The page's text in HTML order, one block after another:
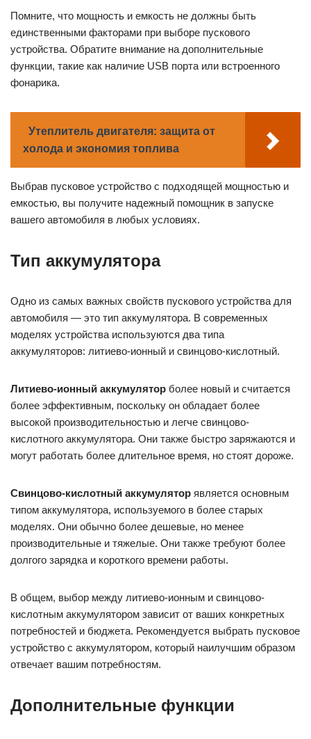
Помните, что мощность и емкость не должны быть
единственными факторами при выборе пускового
устройства. Обратите внимание на дополнительные
функции, такие как наличие USB порта или встроенного
фонарика.
Утеплитель двигателя: защита от
холода и экономия топлива
Выбрав пусковое устройство с подходящей мощностью и
емкостью, вы получите надежный помощник в запуске
вашего автомобиля в любых условиях.
Тип аккумулятора
Одно из самых важных свойств пускового устройства для
автомобиля — это тип аккумулятора. В современных
моделях устройства используются два типа
аккумуляторов: литиево-ионный и свинцово-кислотный.
Литиево-ионный аккумулятор более новый и считается
более эффективным, поскольку он обладает более
высокой производительностью и легче свинцово-
кислотного аккумулятора. Они также быстро заряжаются и
могут работать более длительное время, но стоят дороже.
Свинцово-кислотный аккумулятор является основным
типом аккумулятора, используемого в более старых
моделях. Они обычно более дешевые, но менее
производительные и тяжелые. Они также требуют более
долгого зарядка и короткого времени работы.
В общем, выбор между литиево-ионным и свинцово-
кислотным аккумулятором зависит от ваших конкретных
потребностей и бюджета. Рекомендуется выбрать пусковое
устройство с аккумулятором, который наилучшим образом
отвечает вашим потребностям.
Дополнительные функции